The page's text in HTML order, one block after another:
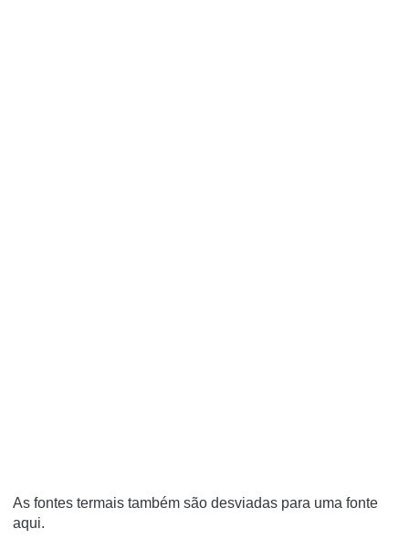
As fontes termais também são desviadas para uma fonte
aqui.